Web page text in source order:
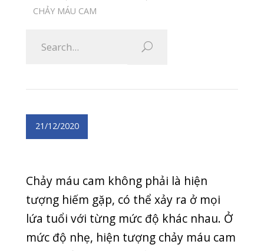
tượng hiếm gặp, có thể xảy ra ở mọi
mức độ nhẹ, hiện tượng chảy máu cam
sẽ tự khỏi mà không cần khám chữa.
Tuy nhiên, bạn không nên quá chủ
quan sức khỏe mà coi thường chảy
máu cam. Bởi vì chảy máu có thể là
biểu hiện của bệnh lí nguy hiểm. Một
số nguyên nhân gây ra hiện tượng chảy